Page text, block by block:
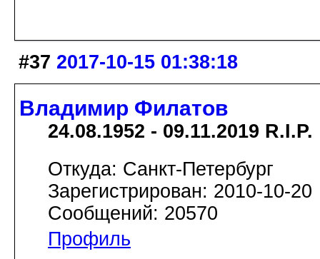
#37 2017-10-15 01:38:18
Владимир Филатов
24.08.1952 - 09.11.2019 R.I.P.
Откуда: Санкт-Петербург
Зарегистрирован: 2010-10-20
Сообщений: 20570
Профиль